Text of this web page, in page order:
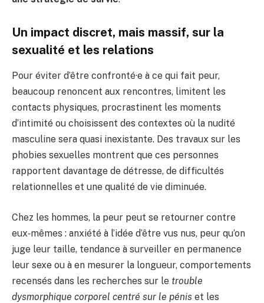
Un impact discret, mais massif, sur la
sexualité et les relations
Pour éviter d’être confronté·e à ce qui fait peur,
beaucoup renoncent aux rencontres, limitent les
contacts physiques, procrastinent les moments
d’intimité ou choisissent des contextes où la nudité
masculine sera quasi inexistante. Des travaux sur les
phobies sexuelles montrent que ces personnes
rapportent davantage de détresse, de difficultés
relationnelles et une qualité de vie diminuée.
Chez les hommes, la peur peut se retourner contre
eux‑mêmes : anxiété à l’idée d’être vus nus, peur qu’on
juge leur taille, tendance à surveiller en permanence
leur sexe ou à en mesurer la longueur, comportements
recensés dans les recherches sur le trouble
dysmorphique corporel centré sur le pénis et les